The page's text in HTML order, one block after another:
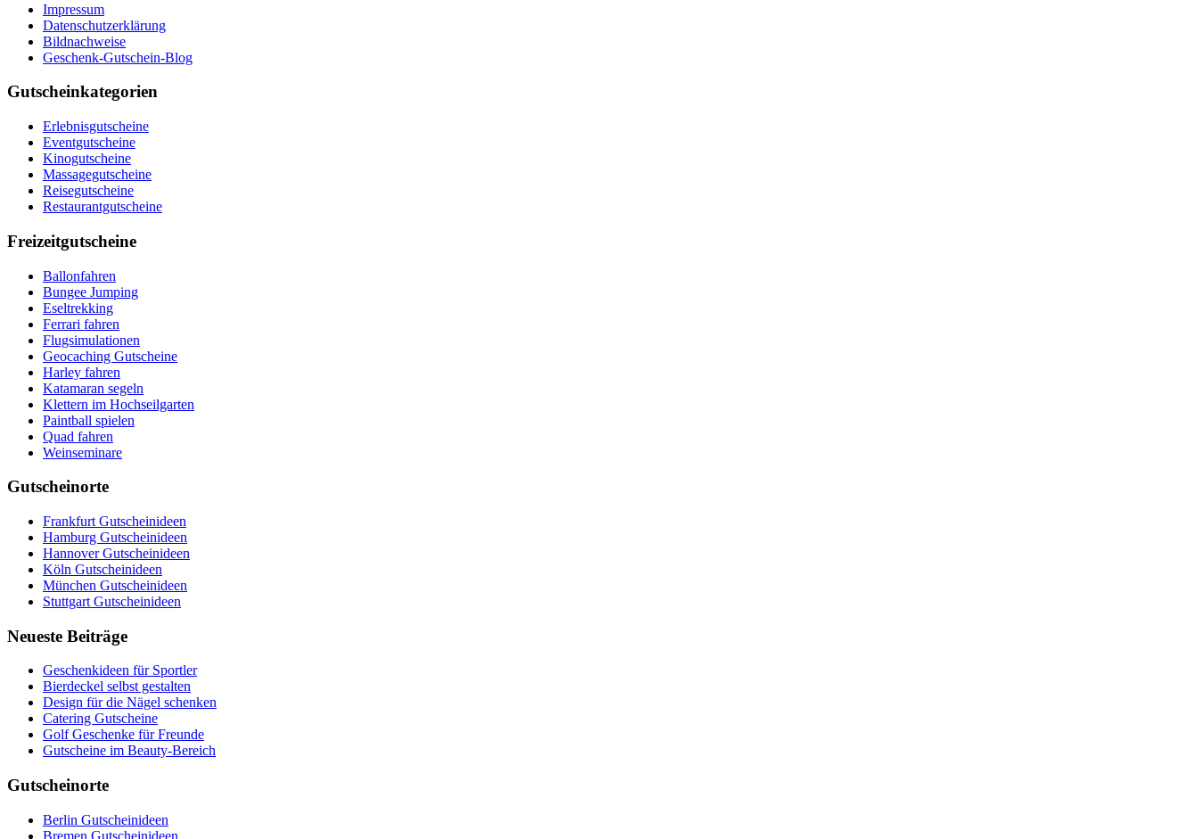
Impressum
Datenschutzerklärung
Bildnachweise
Geschenk-Gutschein-Blog
Gutscheinkategorien
Erlebnisgutscheine
Eventgutscheine
Kinogutscheine
Massagegutscheine
Reisegutscheine
Restaurantgutscheine
Freizeitgutscheine
Ballonfahren
Bungee Jumping
Eseltrekking
Ferrari fahren
Flugsimulationen
Geocaching Gutscheine
Harley fahren
Katamaran segeln
Klettern im Hochseilgarten
Paintball spielen
Quad fahren
Weinseminare
Gutscheinorte
Frankfurt Gutscheinideen
Hamburg Gutscheinideen
Hannover Gutscheinideen
Köln Gutscheinideen
München Gutscheinideen
Stuttgart Gutscheinideen
Neueste Beiträge
Geschenkideen für Sportler
Bierdeckel selbst gestalten
Design für die Nägel schenken
Catering Gutscheine
Golf Geschenke für Freunde
Gutscheine im Beauty-Bereich
Gutscheinorte
Berlin Gutscheinideen
Bremen Gutscheinideen